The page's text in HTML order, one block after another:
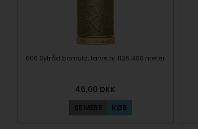
606 Sytråd bomuld, farve nr 1136 400 meter
46,00 DKK
SE MERE KØB